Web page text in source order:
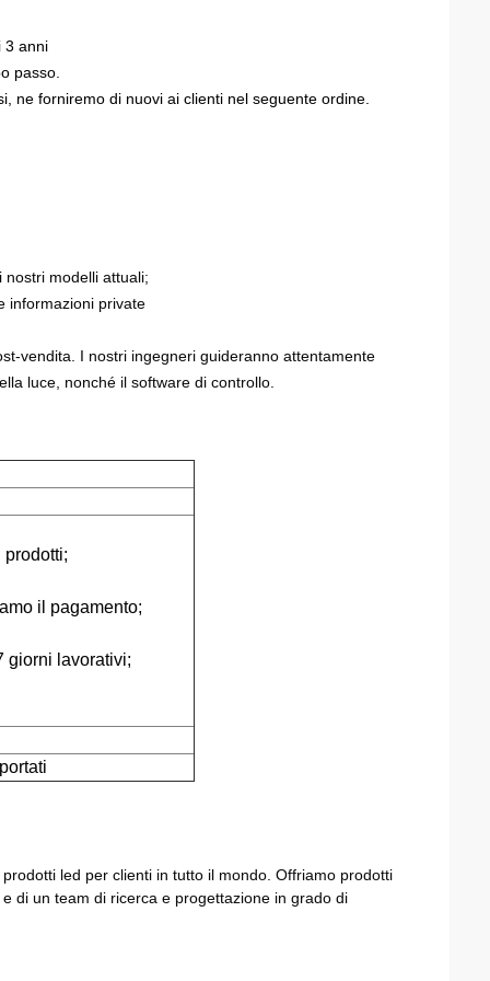
3 anni
passo.
ne forniremo di nuovi ai clienti nel seguente ordine.
modelli attuali;
informazioni private
vendita. I nostri ingegneri guideranno attentamente
luce, nonché il software di controllo.
prodotti;
il pagamento;
giorni lavorativi;
led per clienti in tutto il mondo. Offriamo prodotti
di un team di ricerca e progettazione in grado di